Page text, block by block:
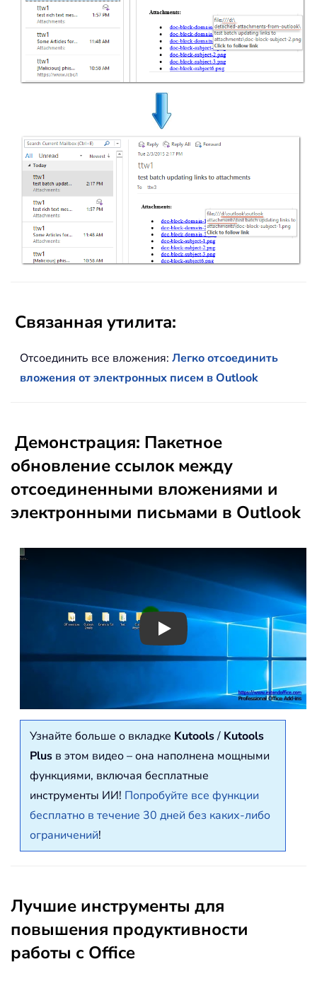
Связанная утилита:
Отсоединить все вложения: Легко отсоединить
вложения от электронных писем в Outlook
Демонстрация: Пакетное
обновление ссылок между
отсоединенными вложениями и
электронными письмами в Outlook
Play
Узнайте больше о вкладке Kutools/ Kutools
Plus в этом видео – она наполнена мощными
функциями, включая бесплатные
инструменты ИИ! Попробуйте все функции
бесплатно в течение 30 дней без каких-либо
ограничений!
Лучшие инструменты для
повышения продуктивности
работы с Office